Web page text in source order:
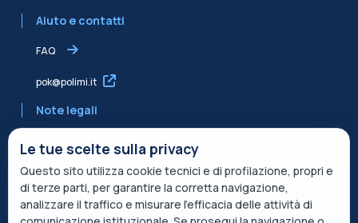
Aiuto e contatti
FAQ
pok@polimi.it
Note legali
Informativa condivisa Edvance per il trattamento dei dati
Termini di servizio
Le tue scelte sulla privacy
Questo sito utilizza cookie tecnici e di profilazione, propri e
di terze parti, per garantire la corretta navigazione,
analizzare il traffico e misurare l’efficacia delle attività di